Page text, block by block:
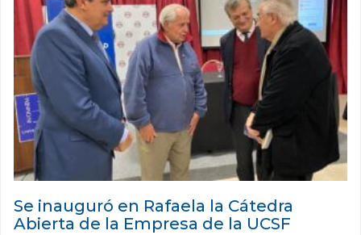
Se inauguró en Rafaela la Cátedra
Abierta de la Empresa de la UCSF